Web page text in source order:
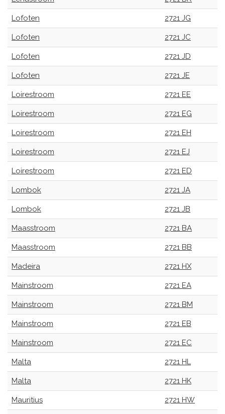
Lofoten 2721 JG
Lofoten 2721 JC
Lofoten 2721 JD
Lofoten 2721 JE
Loirestroom 2721 EE
Loirestroom 2721 EG
Loirestroom 2721 EH
Loirestroom 2721 EJ
Loirestroom 2721 ED
Lombok 2721 JA
Lombok 2721 JB
Maasstroom 2721 BA
Maasstroom 2721 BB
Madeira 2721 HX
Mainstroom 2721 EA
Mainstroom 2721 BM
Mainstroom 2721 EB
Mainstroom 2721 EC
Malta 2721 HL
Malta 2721 HK
Mauritius 2721 HW